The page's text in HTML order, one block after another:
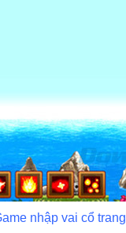
nhập vai cổ